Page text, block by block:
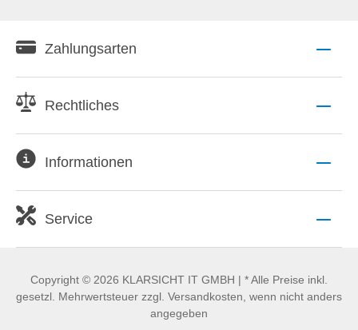
Zahlungsarten
Rechtliches
Informationen
Service
Copyright © 2026 KLARSICHT IT GMBH | * Alle Preise inkl.
gesetzl. Mehrwertsteuer zzgl. Versandkosten, wenn nicht anders
angegeben